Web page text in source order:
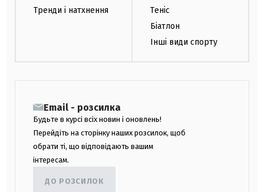
Тренди і натхнення
Теніс
Біатлон
Інші види спорту
Email - розсилка
Будьте в курсі всіх новин і оновлень!
Перейдіть на сторінку наших розсилок, щоб
обрати ті, що відповідають вашим
інтересам.
ДО РОЗСИЛОК